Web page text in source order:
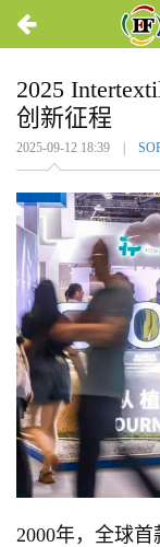
2025
创新征程
2025-09-12 18:39 |
2000年，全球